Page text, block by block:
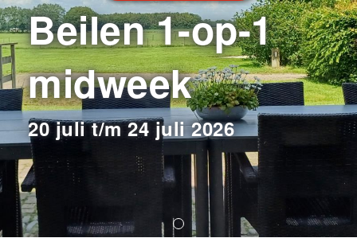
Beilen 1-op-1
midweek
20 juli t/m 24 juli 2026